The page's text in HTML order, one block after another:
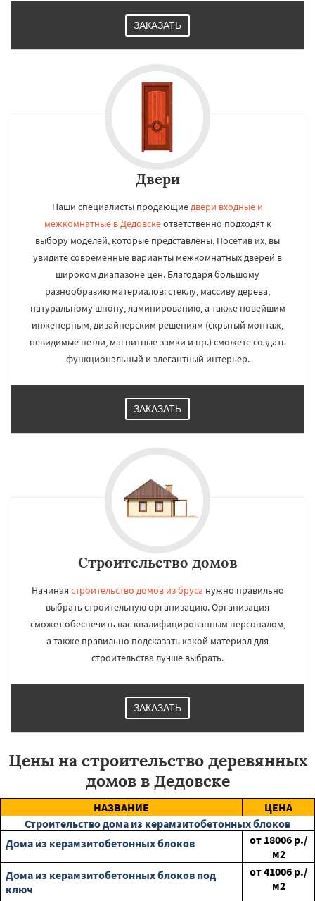
ЗАКАЗАТЬ
Двери
Наши специалисты продающиедвери входные и
межкомнатные в Дедовскеответственно подходят к
выбору моделей, которые представлены. Посетив их, вы
увидите современные варианты межкомнатных дверей в
широком диапазоне цен. Благодаря большому
разнообразию материалов: стеклу, массиву дерева,
натуральному шпону, ламинированию, а также новейшим
инженерным, дизайнерским решениям (скрытый монтаж,
невидимые петли, магнитные замки и пр.) сможете создать
функциональный и элегантный интерьер.
ЗАКАЗАТЬ
Строительство домов
Начиная строительство домов из бруса нужно правильно
выбрать строительную организацию. Организация
сможет обеспечить вас квалифицированным персоналом,
а также правильно подсказать какой материал для
строительства лучше выбрать.
ЗАКАЗАТЬ
Цены на строительство деревянных
домов в Дедовске
НАЗВАНИЕ
ЦЕНА
Строительство дома из керамзитобетонных блоков
Дома из керамзитобетонных блоков
от 18006 р./
м2
Дома из керамзитобетонных блоков под
ключ
от41006 р./
м2